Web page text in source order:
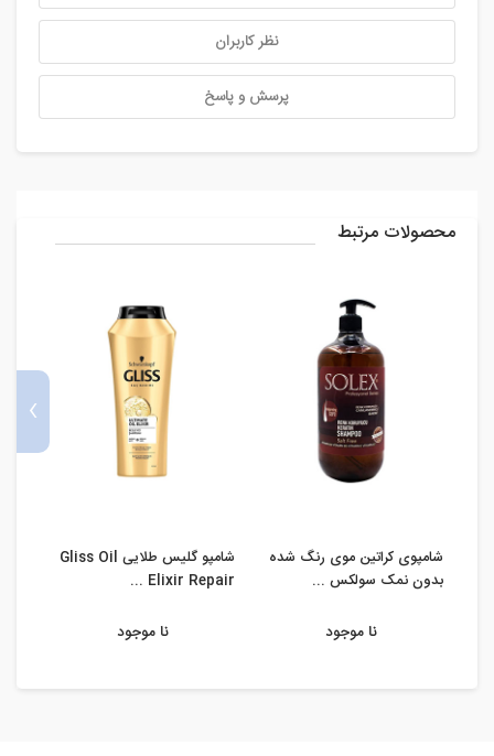
نظر کاربران
پرسش و پاسخ
محصولات مرتبط
شامپوی کراتین موی رنگ شده
بدون نمک سولکس ...
نا موجود
شامپو گلیس طلایی Gliss Oil
Elixir Repair ...
نا موجود
›